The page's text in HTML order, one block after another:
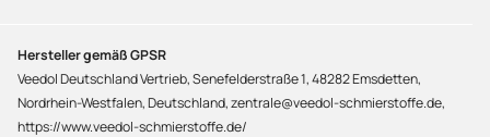
Hersteller gemäß GPSR
Veedol Deutschland Vertrieb, Senefelderstraße 1, 48282 Emsdetten,
Nordrhein-Westfalen, Deutschland, zentrale@veedol-schmierstoffe.de,
https://www.veedol-schmierstoffe.de/